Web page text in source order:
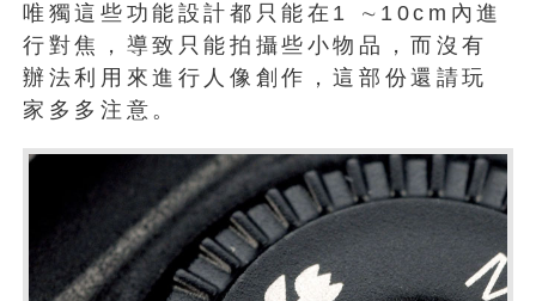
唯獨這些功能設計都只能在1 ∼10cm內進
行對焦，導致只能拍攝些小物品，而沒有
辦法利用來進行人像創作，這部份還請玩
家多多注意。